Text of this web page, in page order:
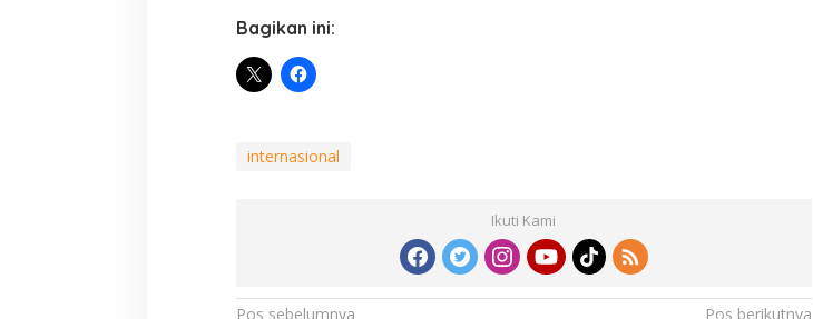
Bagikan ini:
internasional
Ikuti Kami
Pos sebelumnya
Pos berikutnya